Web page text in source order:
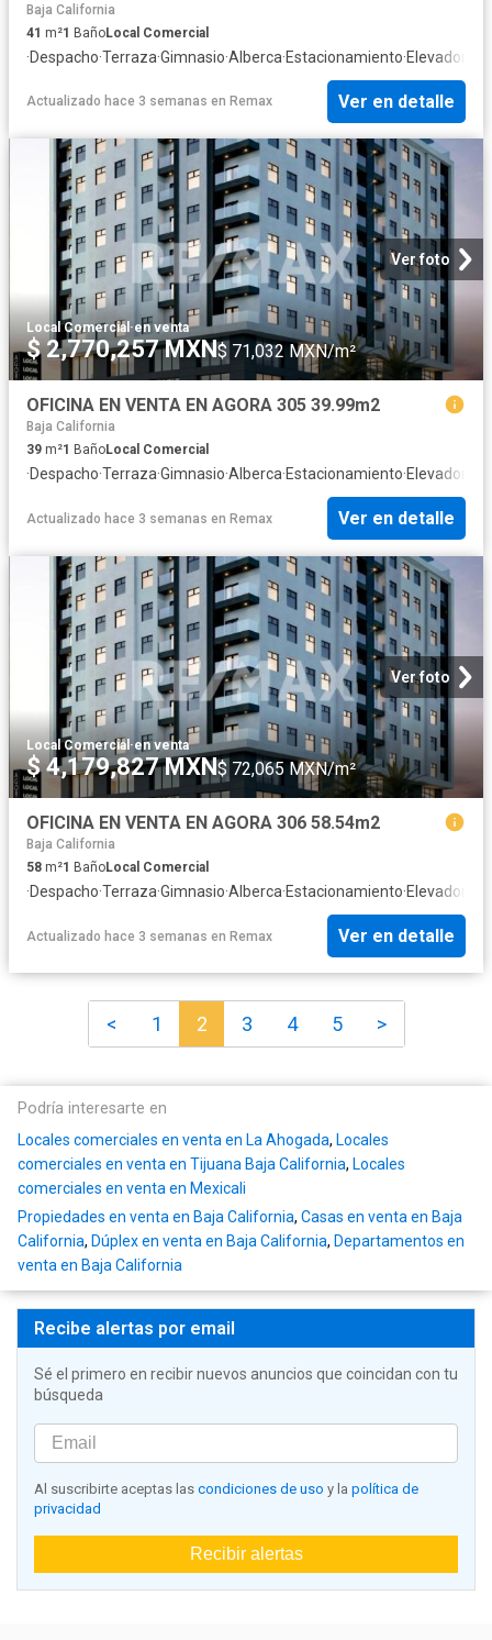
Baja California
41 m²1 BañoLocal Comercial
·Despacho·Terraza·Gimnasio·Alberca·Estacionamiento·Elevador
Actualizado hace 3 semanas en Remax Ver en detalle
Ver foto
Local Comercial ·en venta
$ 2,770,257 MXN$ 71,032 MXN/m²
OFICINA EN VENTA EN AGORA 305 39.99m2
Baja California
39 m²1 BañoLocal Comercial
·Despacho·Terraza·Gimnasio·Alberca·Estacionamiento·Elevador
Actualizado hace 3 semanas en Remax Ver en detalle
Ver foto
Local Comercial ·en venta
$ 4,179,827 MXN$ 72,065 MXN/m²
OFICINA EN VENTA EN AGORA 306 58.54m2
Baja California
58 m²1 BañoLocal Comercial
·Despacho·Terraza·Gimnasio·Alberca·Estacionamiento·Elevador
Actualizado hace 3 semanas en Remax Ver en detalle
< 1 2 3 4 5 >
Podría interesarte en
Locales comerciales en venta en La Ahogada, Locales
comerciales en venta en Tijuana Baja California, Locales
comerciales en venta en Mexicali
Propiedades en venta en Baja California, Casas en venta en Baja
California, Dúplex en venta en Baja California, Departamentos en
venta en Baja California
Recibe alertas por email
Sé el primero en recibir nuevos anuncios que coincidan con tu
búsqueda
Al suscribirte aceptas las condiciones de uso y la política de
privacidad
Recibir alertas